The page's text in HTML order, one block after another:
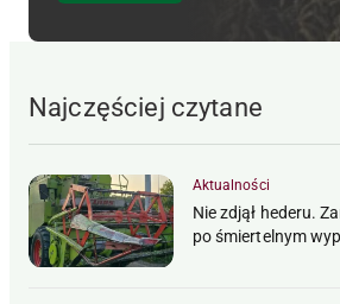
Najczęściej czytane
Aktualności
Nie zdjął hederu.
po śmiertelnym